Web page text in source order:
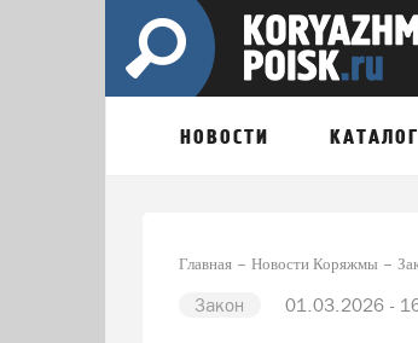
НОВОСТИ КАТАЛОГ
Главная Новости Коряжмы
Закон 01.03.2026 -